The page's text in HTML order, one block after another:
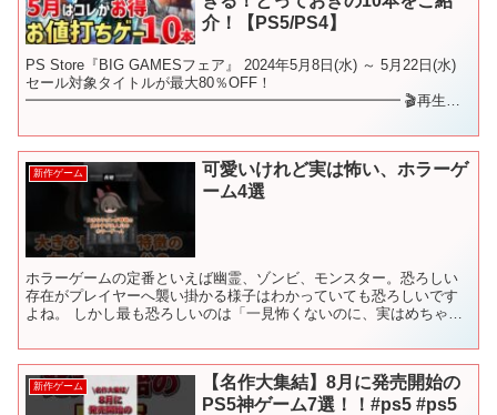
介！【PS5/PS4】
PS Store『BIG GAMESフェア』 2024年5月8日(水) ～ 5月22日(水)
セール対象タイトルが最大80％OFF！
━━━━━━━━━━━━━━━━━━━━━━━━━━ 🎬再生リ
新作ゲーム
可愛いけれど実は怖い、ホラーゲ
ーム4選
ホラーゲームの定番といえば幽霊、ゾンビ、モンスター。恐ろしい
存在がプレイヤーへ襲い掛かる様子はわかっていても恐ろしいです
よね。 しかし最も恐ろしいのは「一見怖くないのに、実はめちゃく
新作ゲーム
【名作大集結】8月に発売開始の
PS5神ゲーム7選！！#ps5 #ps5